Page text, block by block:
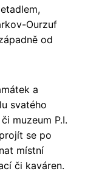
Ourzuf
od
a
svatého
muzeum P.I.
se po
místní
či kaváren.